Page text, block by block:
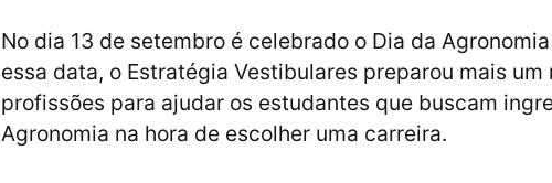
No dia 13 de setembro é celebrado o Dia da
essa data, o Estratégia Vestibulares preparou mais
profissões para ajudar os estudantes que buscam
Agronomia na hora de escolher uma carreira.